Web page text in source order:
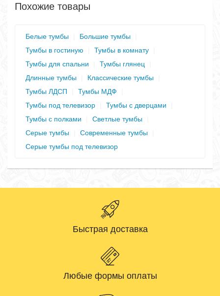
Похожие товары
Белые тумбы Большие тумбы
Тумбы в гостиную
Тумбы в комнату
Тумбы для спальни
Тумбы глянец
Длинные тумбы
Классические тумбы
Тумбы ЛДСП
Тумбы МДФ
Тумбы под телевизор
Тумбы с дверцами
Тумбы с полками
Светлые тумбы
Серые тумбы
Современные тумбы
Серые тумбы под телевизор
Быстрая доставка
Любые формы оплаты